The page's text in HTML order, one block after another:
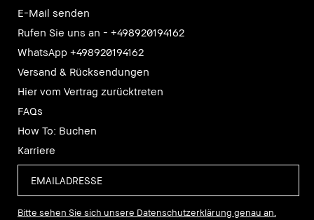
E-Mail senden
Rufen Sie uns an - +498920194162
WhatsApp +498920194162
Versand & Rücksendungen
Hier vom Vertrag zurücktreten
FAQs
How To: Buchen
Karriere
Bitte sehen Sie sich unsere Datenschutzerklärung genau an.